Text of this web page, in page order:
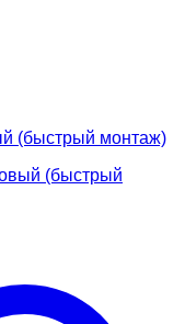
(быстрый монтаж)